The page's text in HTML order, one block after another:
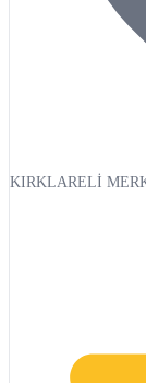
KIRKLARELİ